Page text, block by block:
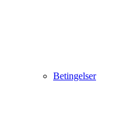
Betingelser